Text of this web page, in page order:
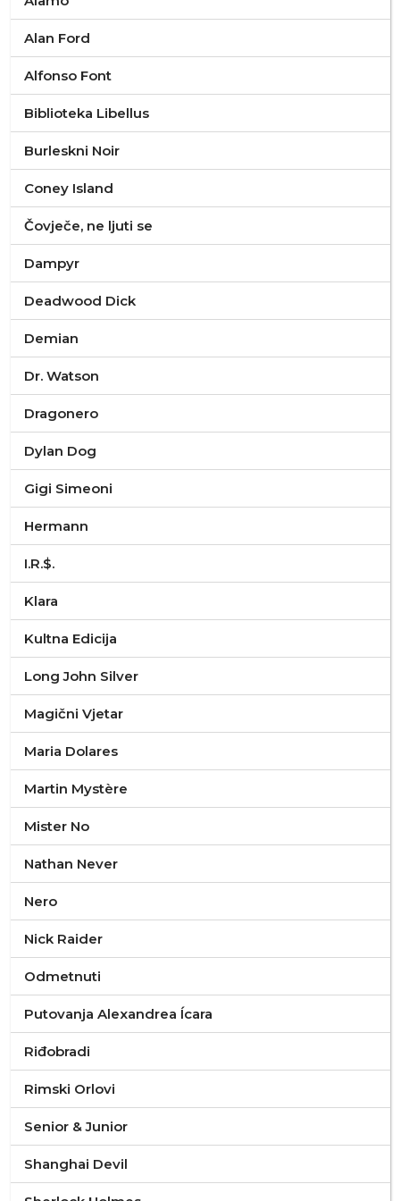
Alan Ford
Alfonso Font
Biblioteka Libellus
Burleskni Noir
Coney Island
Čovječe, ne ljuti se
Dampyr
Deadwood Dick
Demian
Dr. Watson
Dragonero
Dylan Dog
Gigi Simeoni
Hermann
I.R.$.
Klara
Kultna Edicija
Long John Silver
Magični Vjetar
Maria Dolares
Martin Mystère
Mister No
Nathan Never
Nero
Nick Raider
Odmetnuti
Putovanja Alexandrea Ícara
Riđobradi
Rimski Orlovi
Senior & Junior
Shanghai Devil